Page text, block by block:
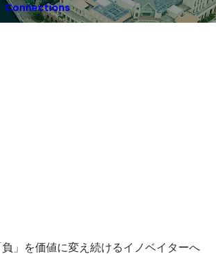
Connections
」を価値に変え続けるイノベイターへ